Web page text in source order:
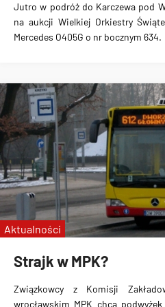
Jutro w podróż do Karczewa pod
na aukcji Wielkiej Orkiestry
Mercedes O405G o nr bocznym 634.
Strajk w MPK?
Związkowcy z Komisji
wrocławskim MPK chcą
Aktualności